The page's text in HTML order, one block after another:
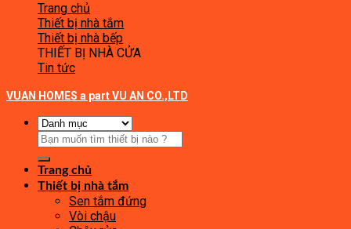
Trang chủ
Thiết bị nhà tắm
Thiết bị nhà bếp
THIẾT BỊ NHÀ CỬA
Tin tức
VUAN HOMES a part VU AN CO.,LTD
Tìm
Trang chủ
Thiết bị nhà tắm
Sen tắm đứng
Vòi chậu